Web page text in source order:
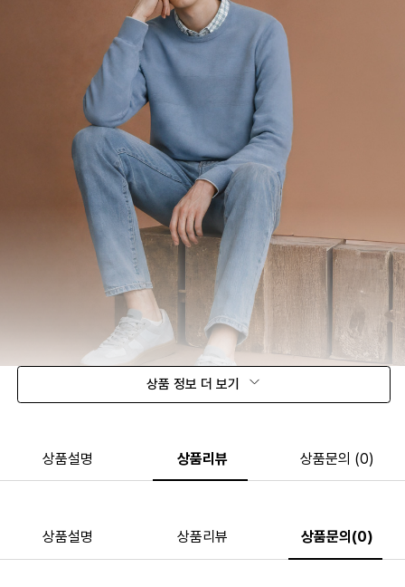
상품 정보 더 보기
상품설명 상품리뷰 상품문의 (0)
상품설명 상품리뷰 상품문의(0)